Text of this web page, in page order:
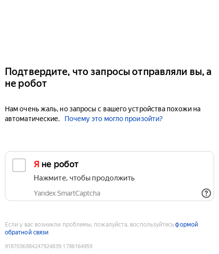
Подтвердите, что запросы отправляли вы, а
не робот
Нам очень жаль, но запросы с вашего устройства похожи на
автоматические.
Почему это могло произойти?
Я не робот
Нажмите, чтобы продолжить
Yandex SmartCaptcha
Если у вас возникли проблемы, пожалуйста, воспользуйтесьформой
обратной связи
9187036884247924839:1786164959